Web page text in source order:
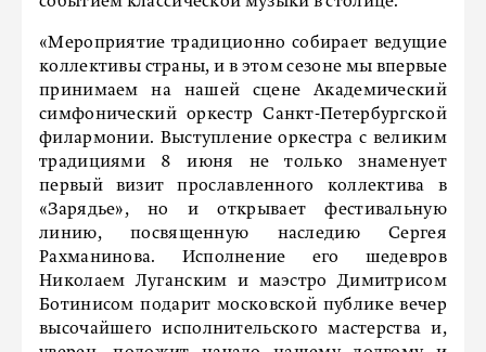
«Мероприятие традиционно собирает ведущие
коллективы страны, и в этом сезоне мы впервые
принимаем на нашей сцене Академический
симфонический оркестр Санкт-Петербургской
филармонии. Выступление оркестра с великим
традициями 8 июня не только знаменует
первый визит прославленного коллектива в
«Зарядье», но и открывает фестивальную
линию, посвященную наследию Сергея
Рахманинова. Исполнение его шедевров
Николаем Луганским и маэстро Димитрисом
Ботинисом подарит московской публике вечер
высочайшего исполнительского мастерства и,